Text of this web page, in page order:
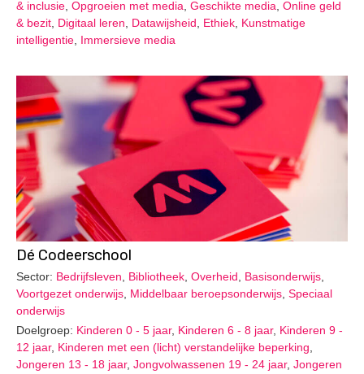
& inclusie Opgroeien met media Geschikte media Online geld
& bezit Digitaal leren Datawijsheid Ethiek Kunstmatige
intelligentie Immersieve media
Dé Codeerschool
Sector: Bedrijfsleven, Bibliotheek, Overheid, Basisonderwijs,
Voortgezet onderwijs, Middelbaar beroepsonderwijs, Speciaal
onderwijs
Doelgroep: Kinderen 0 - 5 jaar, Kinderen 6 - 8 jaar, Kinderen 9 -
12 jaar, Kinderen met een (licht) verstandelijke beperking,
Jongeren 13 - 18 jaar, Jongvolwassenen 19 - 24 jaar, Jongeren